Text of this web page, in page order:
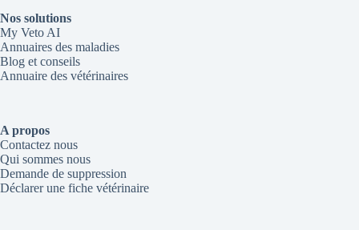
Nos solutions
My Veto AI
Annuaires des maladies
Blog et conseils
Annuaire des vétérinaires
A propos
Contactez nous
Qui sommes nous
Demande de suppression
Déclarer une fiche vétérinaire